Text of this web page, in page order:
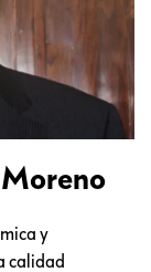
y
calidad